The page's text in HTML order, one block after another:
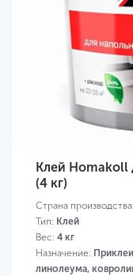
Клей Homakoll
(4 кг)
Страна производства:
Тип: Клей
Вес: 4 кг
Назначение:
линолеума,